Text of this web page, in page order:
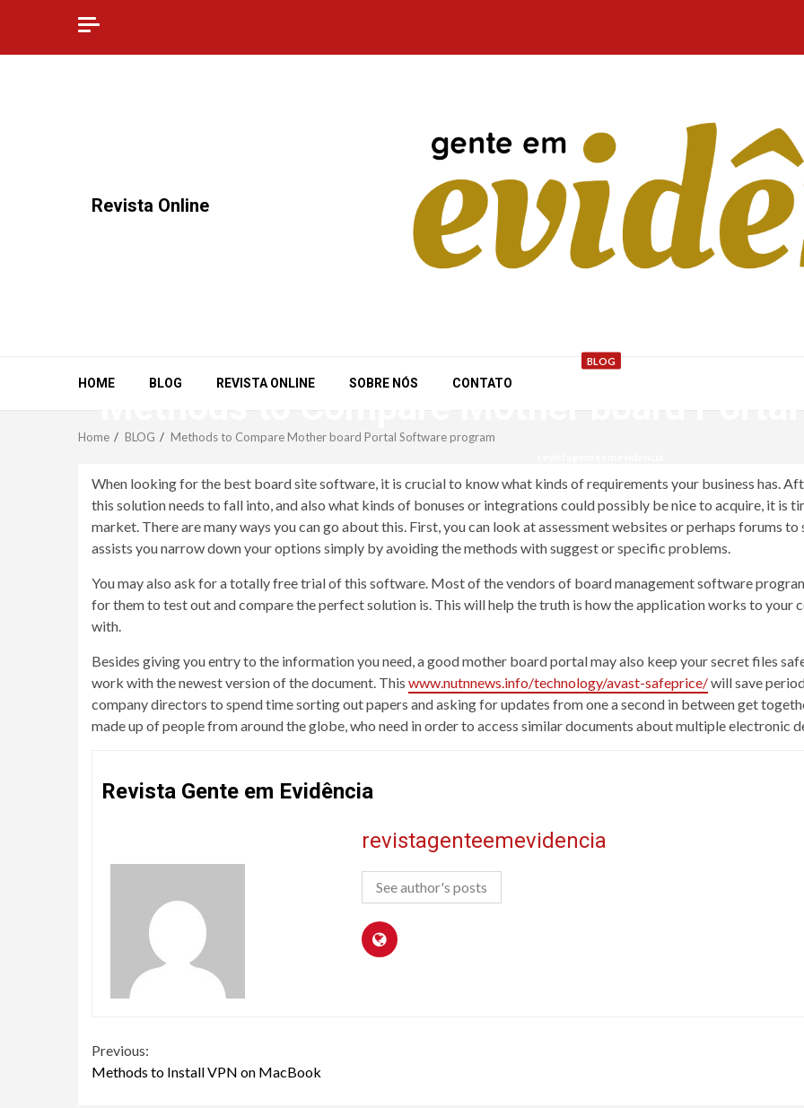
content
⠀Revista Online
HOME BLOG REVISTA ONLINE SOBRE NÓS CONTATO
BLOG
Home BLOG Methods to Compare Mother board Portal Software program
When looking for the best board site software, it is crucial to know what kinds of requirements your business has.
this solution needs to fall into, and also what kinds of bonuses or integrations could possibly be nice to acquire, it is
market. There are many ways you can go about this. First, you can look at assessment websites or perhaps forums
assists you narrow down your options simply by avoiding the methods with suggest or specific problems.
You may also ask for a totally free trial of this software. Most of the vendors of board management software
for them to test out and compare the perfect solution is. This will help the truth is how the application works to your
with.
Besides giving you entry to the information you need, a good mother board portal may also keep your secret files
work with the newest version of the document. This www.nutnnews.info/technology/avast-safeprice/will save
company directors to spend time sorting out papers and asking for updates from one a second in between get
made up of people from around the globe, who need in order to access similar documents about multiple electronic
Revista Gente em Evidência
revistagenteemevidencia
See author's posts
Continue
Previous:
Methods to Install VPN on MacBook